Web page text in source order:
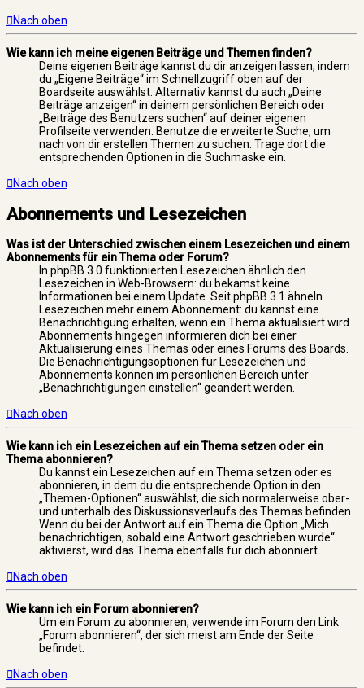
Nach oben
Wie kann ich meine eigenen Beiträge und Themen finden?
Deine eigenen Beiträge kannst du dir anzeigen lassen, indem
du „Eigene Beiträge“ im Schnellzugriff oben auf der
Boardseite auswählst. Alternativ kannst du auch „Deine
Beiträge anzeigen“ in deinem persönlichen Bereich oder
„Beiträge des Benutzers suchen“ auf deiner eigenen
Profilseite verwenden. Benutze die erweiterte Suche, um
nach von dir erstellen Themen zu suchen. Trage dort die
entsprechenden Optionen in die Suchmaske ein.
Nach oben
Abonnements und Lesezeichen
Was ist der Unterschied zwischen einem Lesezeichen und einem
Abonnements für ein Thema oder Forum?
In phpBB 3.0 funktionierten Lesezeichen ähnlich den
Lesezeichen in Web-Browsern: du bekamst keine
Informationen bei einem Update. Seit phpBB 3.1 ähneln
Lesezeichen mehr einem Abonnement: du kannst eine
Benachrichtigung erhalten, wenn ein Thema aktualisiert wird.
Abonnements hingegen informieren dich bei einer
Aktualisierung eines Themas oder eines Forums des Boards.
Die Benachrichtigungsoptionen für Lesezeichen und
Abonnements können im persönlichen Bereich unter
„Benachrichtigungen einstellen“ geändert werden.
Nach oben
Wie kann ich ein Lesezeichen auf ein Thema setzen oder ein
Thema abonnieren?
Du kannst ein Lesezeichen auf ein Thema setzen oder es
abonnieren, in dem du die entsprechende Option in den
„Themen-Optionen“ auswählst, die sich normalerweise ober-
und unterhalb des Diskussionsverlaufs des Themas befinden.
Wenn du bei der Antwort auf ein Thema die Option „Mich
benachrichtigen, sobald eine Antwort geschrieben wurde“
aktivierst, wird das Thema ebenfalls für dich abonniert.
Nach oben
Wie kann ich ein Forum abonnieren?
Um ein Forum zu abonnieren, verwende im Forum den Link
„Forum abonnieren“, der sich meist am Ende der Seite
befindet.
Nach oben